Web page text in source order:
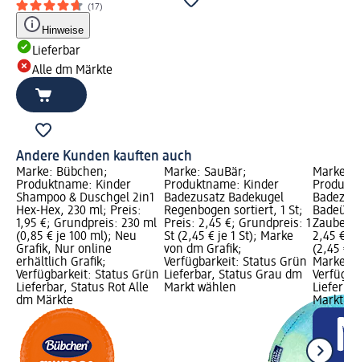
(17)
Hinweise
Lieferbar
Alle dm Märkte
Andere Kunden kauften auch
Marke: Bübchen;
Produktname: Kinder
Shampoo & Duschgel 2in1
Hex-Hex, 230 ml; Preis:
1,95 €; Grundpreis: 230 ml
(0,85 € je 100 ml); Neu
Grafik, Nur online
erhältlich Grafik;
Verfügbarkeit: Status Grün
Lieferbar, Status Rot Alle
dm Märkte
Marke: SauBär;
Produktname: Kinder
Badezusatz Badekugel
Regenbogen sortiert, 1 St;
Preis: 2,45 €; Grundpreis: 1
St (2,45 € je 1 St); Marke
von dm Grafik;
Verfügbarkeit: Status Grün
Lieferbar, Status Grau dm
Markt wählen
Marke:
2,45 €;
(2,45 €
Marke
Markt